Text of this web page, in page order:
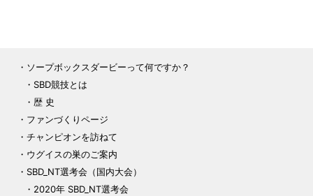
ソープボックスダービーって何ですか？
SBD競技とは
歴 史
ファンづくりページ
チャンピオンを訪ねて
ウグイスの巣のご案内
SBD_NT選考会（国内大会）
2020年 SBD_NT選考会